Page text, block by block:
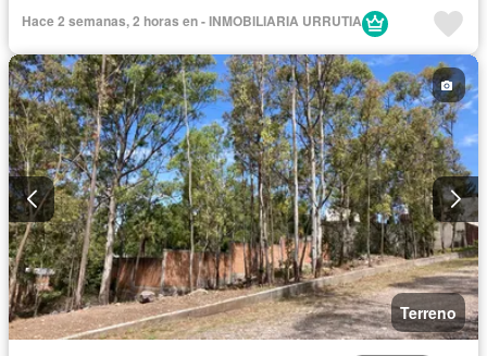
Hace 2 semanas, 2 horas en - INMOBILIARIA URRUTIA
Terreno